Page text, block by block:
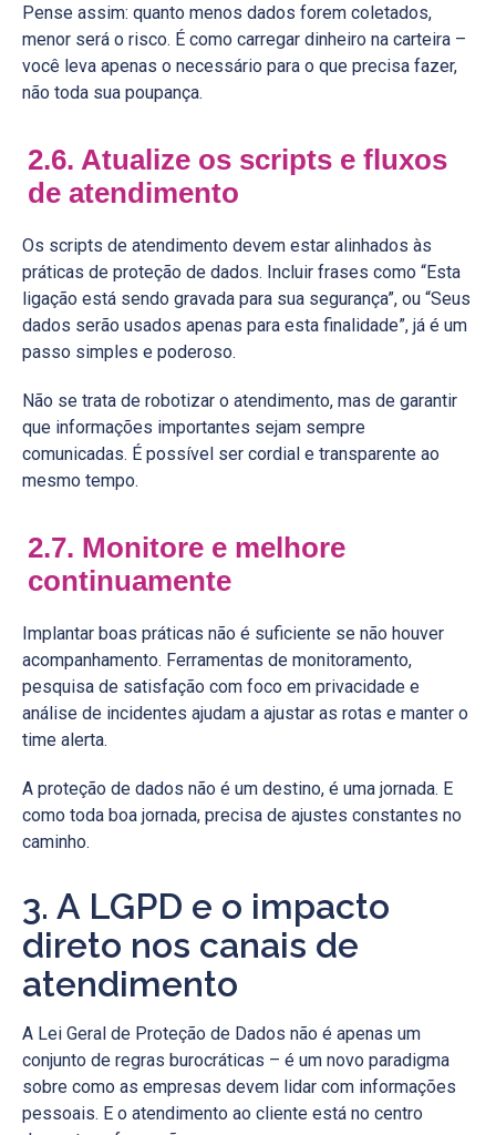
Pense assim: quanto menos dados forem coletados,
menor será o risco. É como carregar dinheiro na carteira –
você leva apenas o necessário para o que precisa fazer,
não toda sua poupança.
2.6. Atualize os scripts e fluxos
de atendimento
Os scripts de atendimento devem estar alinhados às
práticas de proteção de dados. Incluir frases como “Esta
ligação está sendo gravada para sua segurança”, ou “Seus
dados serão usados apenas para esta finalidade”, já é um
passo simples e poderoso.
Não se trata de robotizar o atendimento, mas de garantir
que informações importantes sejam sempre
comunicadas. É possível ser cordial e transparente ao
mesmo tempo.
2.7. Monitore e melhore
continuamente
Implantar boas práticas não é suficiente se não houver
acompanhamento. Ferramentas de monitoramento,
pesquisa de satisfação com foco em privacidade e
análise de incidentes ajudam a ajustar as rotas e manter o
time alerta.
A proteção de dados não é um destino, é uma jornada. E
como toda boa jornada, precisa de ajustes constantes no
caminho.
3. A LGPD e o impacto
direto nos canais de
atendimento
A Lei Geral de Proteção de Dados não é apenas um
conjunto de regras burocráticas – é um novo paradigma
sobre como as empresas devem lidar com informações
pessoais. E o atendimento ao cliente está no centro